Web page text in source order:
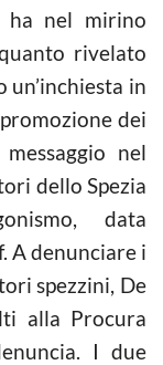
ha nel mirino
rivelato
in
dei
nel
dello Spezia
data
A denunciare i
spezzini, De
alla Procura
I due